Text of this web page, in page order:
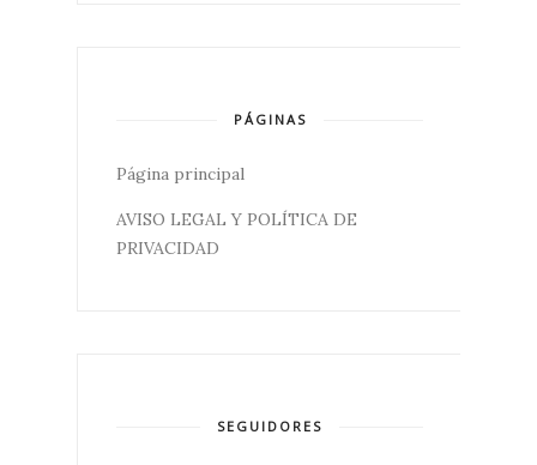
PÁGINAS
Página principal
AVISO LEGAL Y POLÍTICA DE
PRIVACIDAD
SEGUIDORES